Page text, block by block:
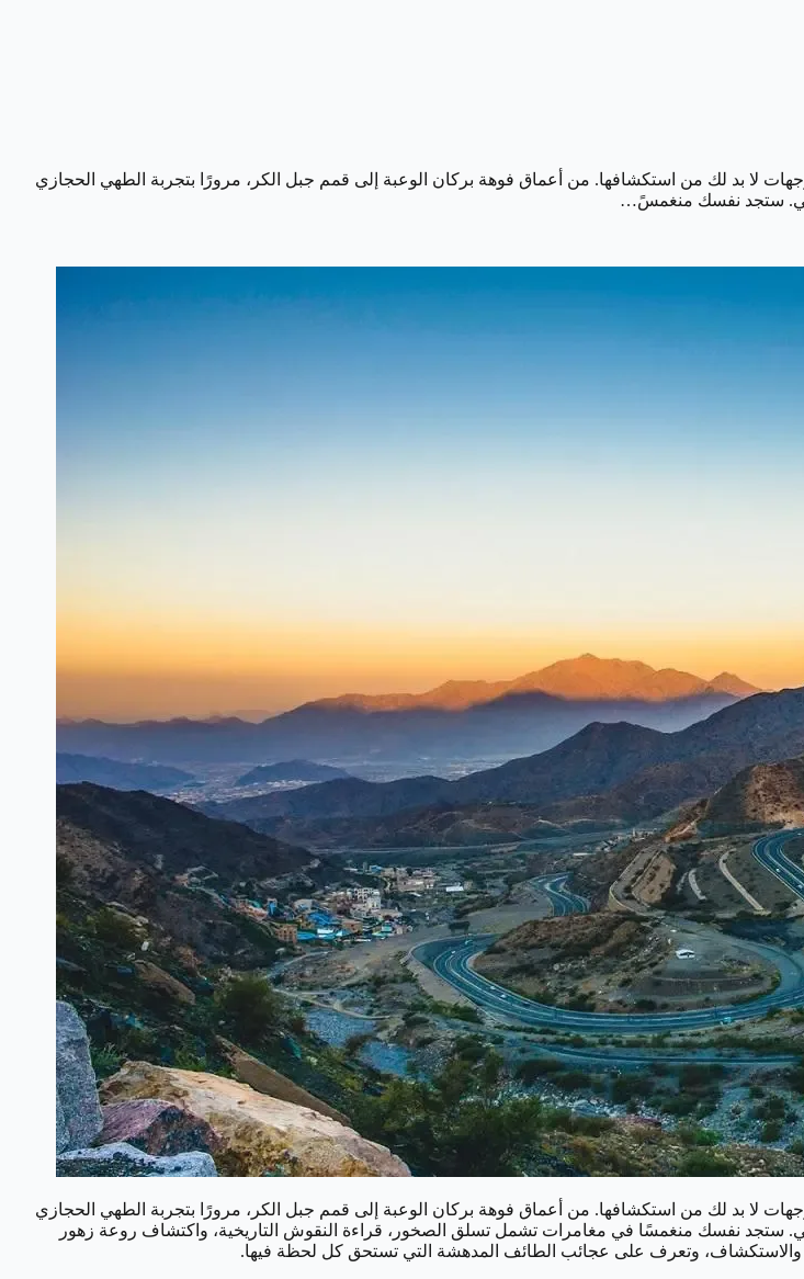
لا بد لك من استكشافها. من أعماق فوهة بركان الوعبة إلى قمم جبل الكر، مرورًا بتجربة الطهي الحجازي
ستجد نفسك منغمسً…
لا بد لك من استكشافها. من أعماق فوهة بركان الوعبة إلى قمم جبل الكر، مرورًا بتجربة الطهي الحجازي
ستجد نفسك منغمسًا في مغامرات تشمل تسلق الصخور، قراءة النقوش التاريخية، واكتشاف روعة زهور
وتعرف على عجائب الطائف المدهشة التي تستحق كل لحظة فيها.